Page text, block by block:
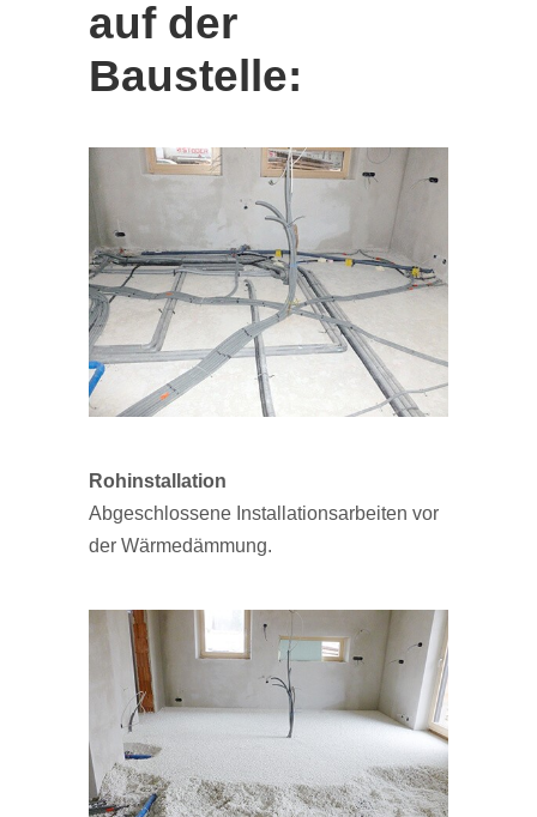
auf der
Baustelle:
Rohinstallation
Abgeschlossene Installationsarbeiten vor
der Wärmedämmung.